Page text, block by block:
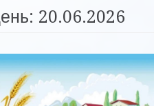
20.06.2026